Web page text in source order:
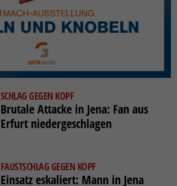
SCHLAG GEGEN KOPF
Brutale Attacke in Jena: Fan aus
Erfurt niedergeschlagen
FAUSTSCHLAG GEGEN KOPF
Einsatz eskaliert: Mann in Jena